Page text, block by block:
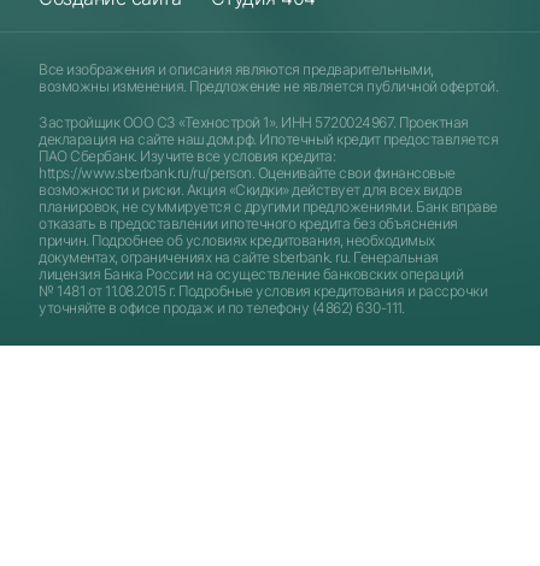
Все изображения и описания являются предварительными,
возможны изменения. Предложение не является публичной офертой.
Застройщик ООО СЗ «Технострой 1». ИНН 5720024967. Проектная
декларация на сайте наш.дом.рф. Ипотечный кредит предоставляется
ПАО Сбербанк. Изучите все условия кредита:
https://www.sberbank.ru/ru/person. Оценивайте свои финансовые
возможности и риски. Акция «Скидки» действует для всех видов
планировок, не суммируется с другими предложениями. Банк вправе
отказать в предоставлении ипотечного кредита без объяснения
причин. Подробнее об условиях кредитования, необходимых
документах, ограничениях на сайте sberbank. ru. Генеральная
лицензия Банка России на осуществление банковских операций
№ 1481 от 11.08.2015 г. Подробные условия кредитования и рассрочки
уточняйте в офисе продаж и по телефону (4862) 630-111.